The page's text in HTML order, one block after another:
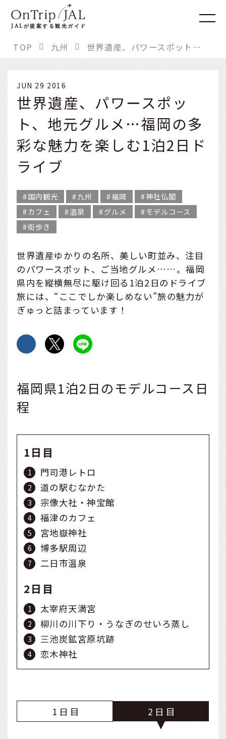
JALが提案する観光ガイド
TOP 九州 世界遺産、パワースポット、地元グルメ…福岡の多彩な魅力を楽しむ1泊2日ドライブ
JUN 29 2016
世界遺産、パワースポッ
ト、地元グルメ…福岡の多
彩な魅力を楽しむ1泊2日ド
ライブ
国内観光 九州 福岡
神社仏閣
カフェ
温泉 グルメ
モデルコース
街歩き
世界遺産ゆかりの名所、美しい町並み、注目
のパワースポット、ご当地グルメ……。福岡
県内を縦横無尽に駆け回る1泊2日のドライブ
旅には、“ここでしか楽しめない”旅の魅力が
ぎゅっと詰まっています！
福岡県1泊2日のモデルコース日
程
1日目
門司港レトロ
道の駅むなかた
宗像大社・神宝館
福津のカフェ
宮地嶽神社
博多駅周辺
二日市温泉
2日目
太宰府天満宮
柳川の川下り・うなぎのせいろ蒸し
三池炭鉱宮原坑跡
恋木神社
1 2